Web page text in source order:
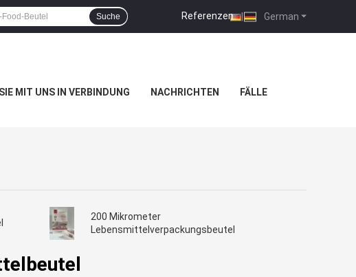
German
Referenzen |
Suche
MIT UNS IN VERBINDUNG NACHRICHTEN FÄLLE
200 Mikrometer
Lebensmittelverpackungsbeutel